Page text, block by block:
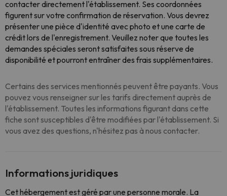
contacter directement l'établissement. Ses coordonnées
figurent sur votre confirmation de réservation. Vous devrez
présenter une pièce d'identité avec photo et une carte de
crédit lors de l'enregistrement. Veuillez noter que toutes les
demandes spéciales seront satisfaites sous réserve de
disponibilité et pourront entraîner des frais supplémentaires.
Certains des services mentionnés peuvent être payants. Vous
pouvez vous renseigner sur les tarifs directement auprès de
l'établissement. Toutes les informations figurant dans cette
fiche sont susceptibles d'être modifiées par l'établissement. Si
vous avez des questions, n'hésitez pas à nous contacter.
Informations juridiques
Cet hébergement est géré par une personne morale. La